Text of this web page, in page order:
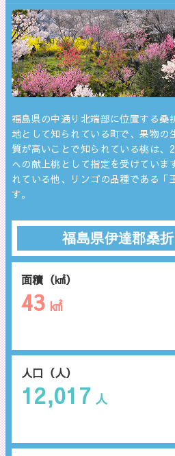
福島県の中通り北端部に位置する桑
地として知られている町で、果物の
質が高いことで知られている桃は、
への献上桃として指定を受けていま
れている他、リンゴの品種である「
す。
面積（㎢）
43 ㎢
福島県伊達郡桑
人口（人）
12,017 人